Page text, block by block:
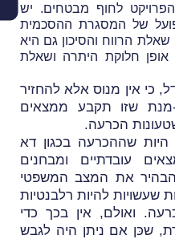
לחוף מבטחים. יש
של המסגרת ההסכמית
הרווח והסיכון גם היא
חלוקת היתרה ושאלת
כי אין מנוס אלא להחזיר
שזו תקבע ממצאים
הכרעה.
היות שההכרעה בכגון דא
עובדתיים ומבחנים
את המצב המשפטי
שעשויות להיות רלבנטיות
ואולם, אין בכך כדי
שכּן אם ניתן היה לגבש